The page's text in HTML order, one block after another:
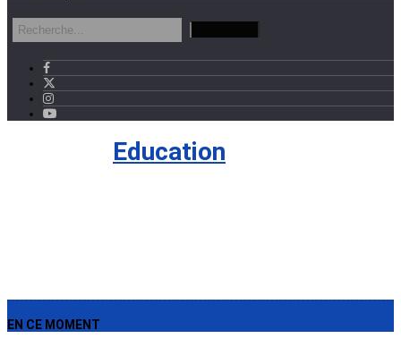
Education
EN CE MOMENT